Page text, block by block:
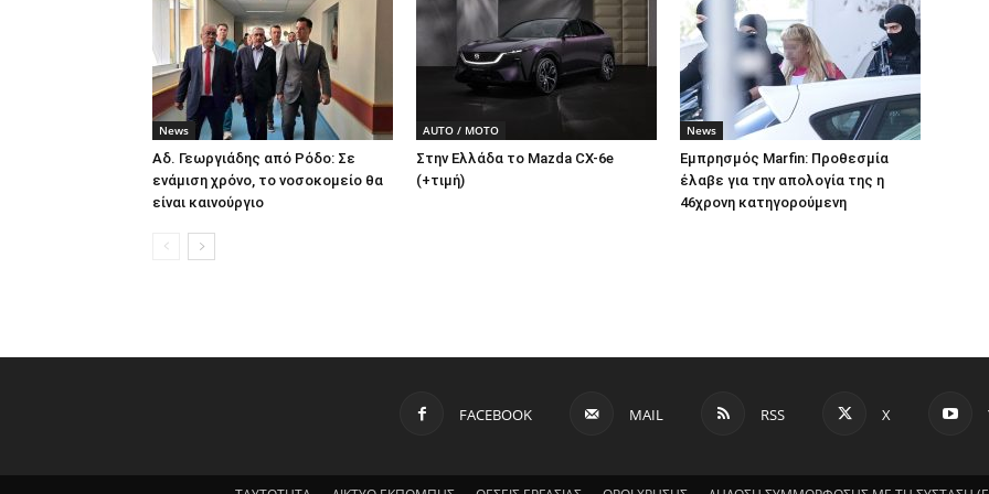
News
Αδ. Γεωργιάδης από Ρόδο: Σε
ενάμιση χρόνο, το νοσοκομείο θα
είναι καινούργιο
AUTO / MOTO
Στην Ελλάδα το Mazda CX-6e
(+τιμή)
News
Εμπρησμός Marfin: Προθεσμία
έλαβε για την απολογία της η
46χρονη κατηγορούμενη
FACEBOOK MAIL RSS X